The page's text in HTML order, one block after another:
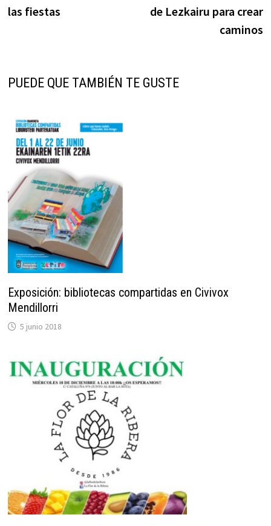
entradas
las fiestas
de Lezkairu para crear
caminos
PUEDE QUE TAMBIÉN TE GUSTE
Exposición: bibliotecas compartidas en Civivox
Mendillorri
5 junio 2018